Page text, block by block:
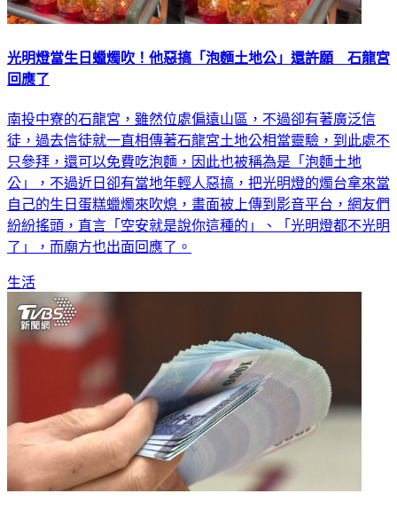
光明燈當生日蠟燭吹！他惡搞「泡麵土地公」還許願 石龍宮
回應了
南投中寮的石龍宮，雖然位處偏遠山區，不過卻有著廣泛信
徒，過去信徒就一直相傳著石龍宮土地公相當靈驗，到此處不
只參拜，還可以免費吃泡麵，因此也被稱為是「泡麵土地
公」，不過近日卻有當地年輕人惡搞，把光明燈的燭台拿來當
自己的生日蛋糕蠟燭來吹熄，畫面被上傳到影音平台，網友們
紛紛搖頭，直言「空安就是說你這種的」、「光明燈都不光明
了」，而廟方也出面回應了。
生活